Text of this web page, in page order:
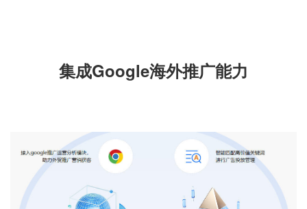
集成Google海外推广能力